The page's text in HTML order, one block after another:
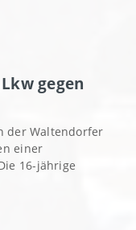
gegen
der Waltendorfer
einer
16-jährige